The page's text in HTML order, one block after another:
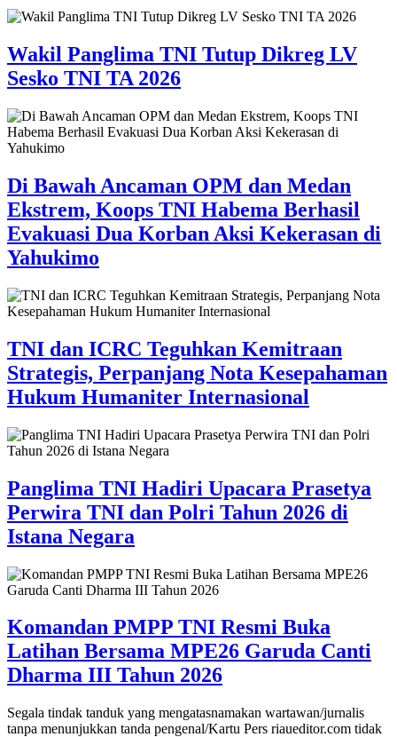
Wakil Panglima TNI Tutup Dikreg LV
Sesko TNI TA 2026
Di Bawah Ancaman OPM dan Medan
Ekstrem, Koops TNI Habema Berhasil
Evakuasi Dua Korban Aksi Kekerasan di
Yahukimo
TNI dan ICRC Teguhkan Kemitraan
Strategis, Perpanjang Nota Kesepahaman
Hukum Humaniter Internasional
Panglima TNI Hadiri Upacara Prasetya
Perwira TNI dan Polri Tahun 2026 di
Istana Negara
Komandan PMPP TNI Resmi Buka
Latihan Bersama MPE26 Garuda Canti
Dharma III Tahun 2026
Segala tindak tanduk yang mengatasnamakan wartawan/jurnalis
tanpa menunjukkan tanda pengenal/Kartu Pers riaueditor.com tidak